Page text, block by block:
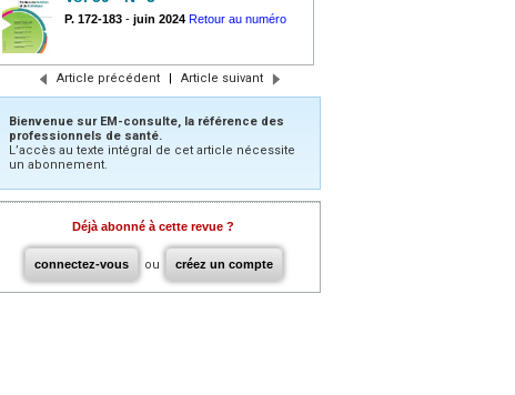
P. 172-183 - juin 2024 Retour au numéro
Article précédent | Article suivant
Bienvenue sur EM-consulte, la référence des
professionnels de santé.
L’accès au texte intégral de cet article nécessite
un abonnement.
Déjà abonné à cette revue ?
connectez-vous ou créez un compte